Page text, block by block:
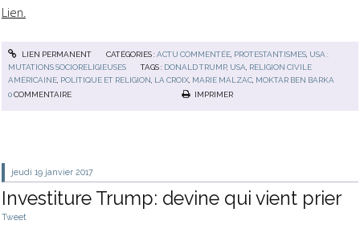
Lien.
LIEN PERMANENT CATÉGORIES :ACTU COMMENTÉE, PROTESTANTISMES, USA :
MUTATIONS SOCIORELIGIEUSES
TAGS : DONALD TRUMP, USA RELIGION CIVILE
AMÉRICAINE POLITIQUE ET RELIGION LA CROIX MARIE MALZAC MOKTAR BEN BARKA
0COMMENTAIRE IMPRIMER
jeudi 19 janvier 2017
Investiture Trump: devine qui vient prier
Tweet